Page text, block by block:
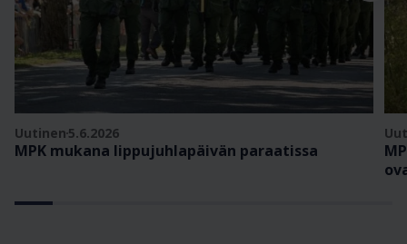
Uutinen 5.6.2026
MPK mukana lippujuhlapäivän paraatissa